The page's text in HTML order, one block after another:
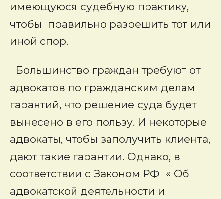
имеющуюся судебную практику,
чтобы правильно разрешить тот или
иной спор.
Большинство граждан требуют от
адвокатов по гражданским делам
гарантий, что решение суда будет
вынесено в его пользу. И некоторые
адвокаты, чтобы заполучить клиента,
дают такие гарантии. Однако, в
соответствии с Законом РФ « Об
адвокатской деятельности и